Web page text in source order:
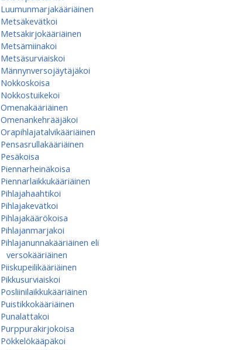
Luumunmarjakääriäinen
Metsäkevätkoi
Metsäkirjokääriäinen
Metsämiinakoi
Metsäsurviaiskoi
Männynversojäytäjäkoi
Nokkoskoisa
Nokkostuikekoi
Omenakääriäinen
Omenan­kehrääjä­koi
Orapihlajatalvikääriäinen
Pensasrullakääriäinen
Pesäkoisa
Piennarheinäkoisa
Piennarlaikkukääriäinen
Pihlajahaahtikoi
Pihlajakevätkoi
Pihlajakäärökoisa
Pihlajanmarjakoi
Pihlajanunnakääriäinen eli
versokääriäinen
Piiskupeilikääriäinen
Pikkusurviaiskoi
Posliinilaikkukääriäinen
Puistikkokääriäinen
Punalattakoi
Purppurakirjokoisa
Pökkelökääpäkoi